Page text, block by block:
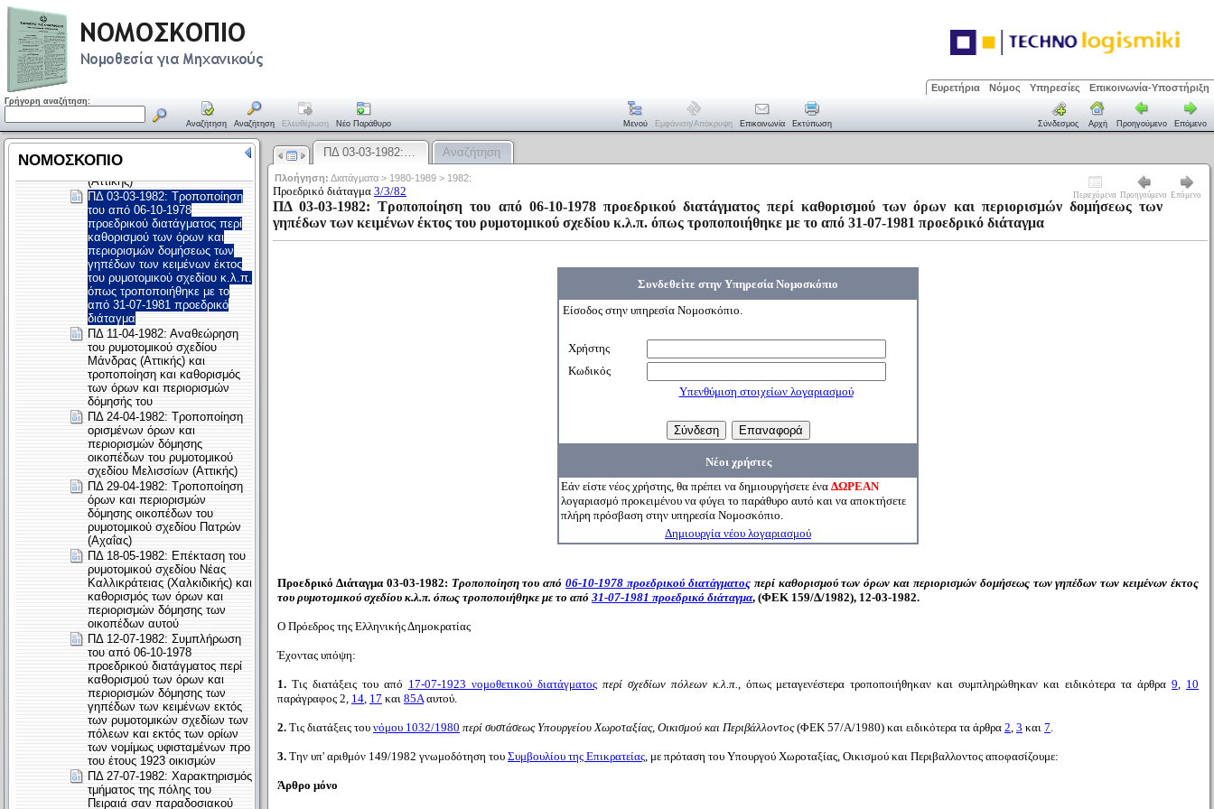
Ευρετήρια Νόμος Υπηρεσίες Επικοινωνία-Υποστήριξη
Γρήγορη αναζήτηση:
Αναζήτηση Αναζήτηση Ελευθέρωση Νέο Παράθυρο Μενού Εμφάνιση/απόκρυψη Επικοινωνία Εκτύπωση Σύνδεσμος Αρχή Προηγούμενο Επόμενο
ΠΔ 03-03-1982:… Αναζήτηση